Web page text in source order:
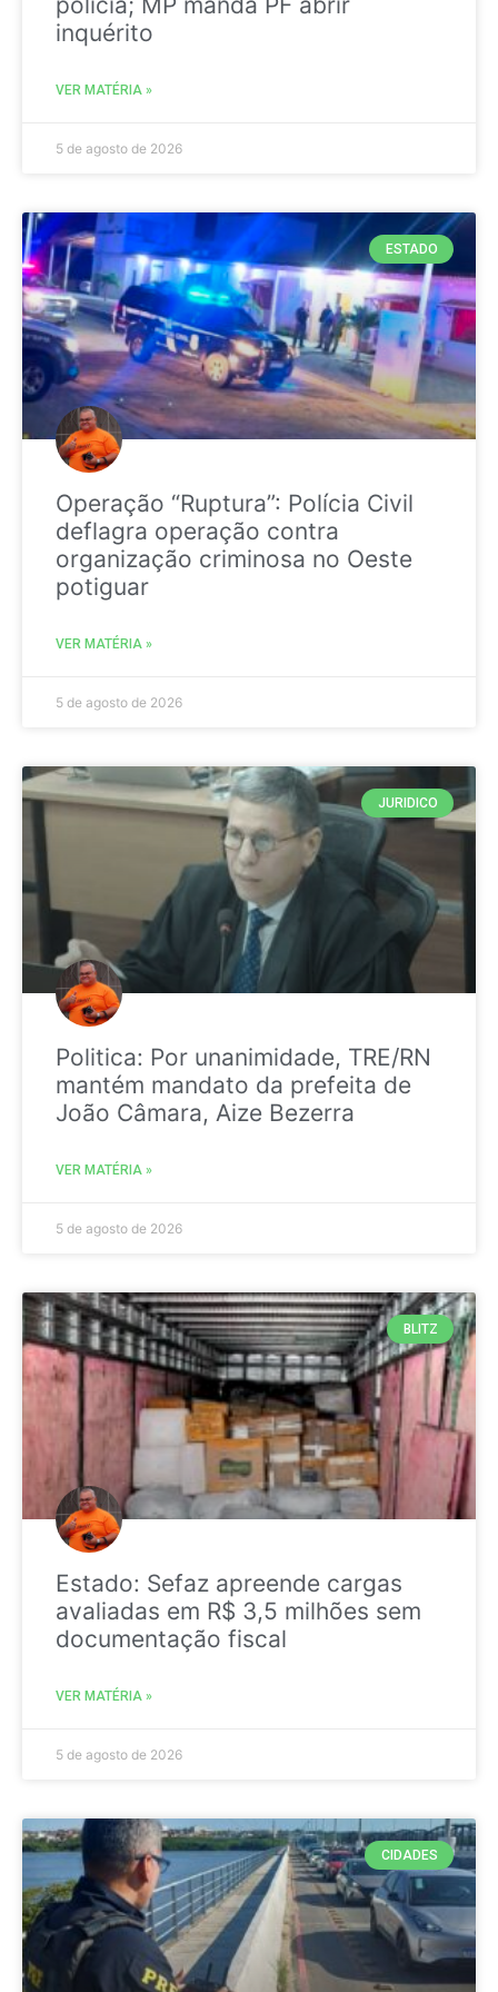
inquérito
VER MATÉRIA »
5 de agosto de 2026
ESTADO
Operação “Ruptura”: Polícia Civil
deflagra operação contra
organização criminosa no Oeste
potiguar
VER MATÉRIA »
5 de agosto de 2026
JURIDICO
Politica: Por unanimidade, TRE/RN
mantém mandato da prefeita de
João Câmara, Aize Bezerra
VER MATÉRIA »
5 de agosto de 2026
BLITZ
Estado: Sefaz apreende cargas
avaliadas em R$ 3,5 milhões sem
documentação fiscal
VER MATÉRIA »
5 de agosto de 2026
CIDADES